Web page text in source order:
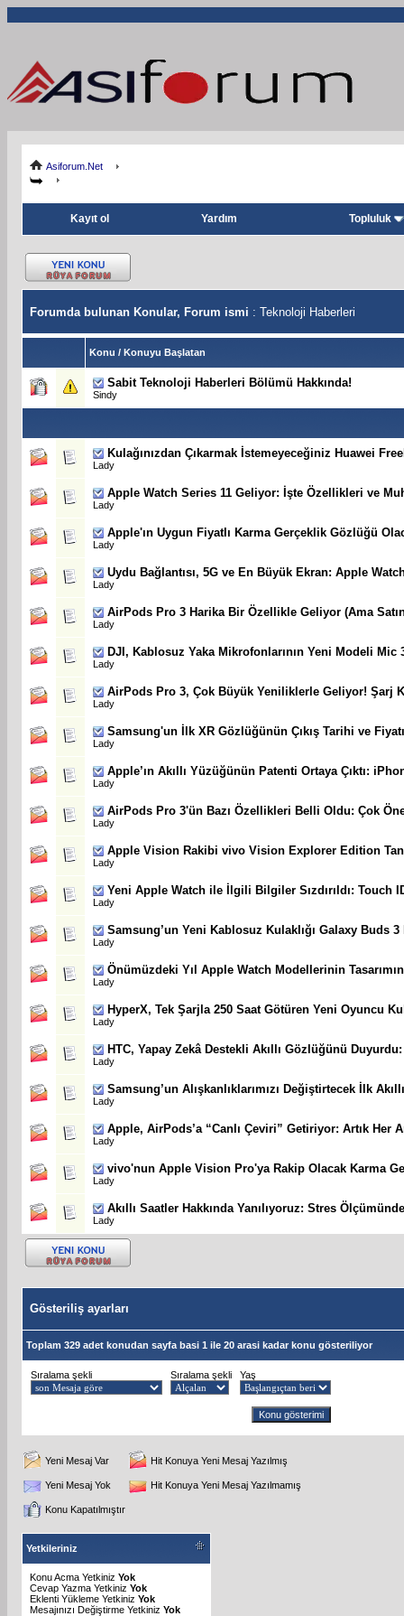
Asiforum.Net
Kayıt ol Yardım Topluluk
Forumda bulunan Konular, Forum ismi : Teknoloji Haberleri
Konu / Konuyu Başlatan
Sabit Teknoloji Haberleri Bölümü Hakkında!
Sindy
Kulağınızdan Çıkarmak İstemeyeceğiniz Huawei
Lady
Apple Watch Series 11 Geliyor: İşte Özellikleri ve
Lady
Apple'ın Uygun Fiyatlı Karma Gerçeklik Gözlüğü
Lady
Uydu Bağlantısı, 5G ve En Büyük Ekran: Apple
Lady
AirPods Pro 3 Harika Bir Özellikle Geliyor (Ama Satın
Lady
DJI, Kablosuz Yaka Mikrofonlarının Yeni Modeli Mic
Lady
AirPods Pro 3, Çok Büyük Yeniliklerle Geliyor! Şarj
Lady
Samsung'un İlk XR Gözlüğünün Çıkış Tarihi ve
Lady
Apple’ın Akıllı Yüzüğünün Patenti Ortaya Çıktı:
Lady
AirPods Pro 3'ün Bazı Özellikleri Belli Oldu: Çok
Lady
Apple Vision Rakibi vivo Vision Explorer Edition
Lady
Yeni Apple Watch ile İlgili Bilgiler Sızdırıldı: Touch
Lady
Samsung’un Yeni Kablosuz Kulaklığı Galaxy Buds
Lady
Önümüzdeki Yıl Apple Watch Modellerinin
Lady
HyperX, Tek Şarjla 250 Saat Götüren Yeni Oyuncu
Lady
HTC, Yapay Zekâ Destekli Akıllı Gözlüğünü
Lady
Samsung’un Alışkanlıklarımızı Değiştirtecek İlk
Lady
Apple, AirPods’a “Canlı Çeviri” Getiriyor: Artık Her
Lady
vivo'nun Apple Vision Pro'ya Rakip Olacak Karma
Lady
Akıllı Saatler Hakkında Yanılıyoruz: Stres
Lady
Gösteriliş ayarları
Toplam 329 adet konudan sayfa basi 1 ile 20 arasi kadar konu gösteriliyor
Sıralama şekli Sıralama şekli Yaş
Yeni Mesaj Var Hit Konuya Yeni Mesaj Yazılmış
Yeni Mesaj Yok Hit Konuya Yeni Mesaj Yazılmamış
Konu Kapatılmıştır
Yetkileriniz
Konu Acma Yetkiniz Yok
Cevap Yazma Yetkiniz Yok
Eklenti Yükleme Yetkiniz Yok
Mesajınızı Değiştirme Yetkiniz Yok